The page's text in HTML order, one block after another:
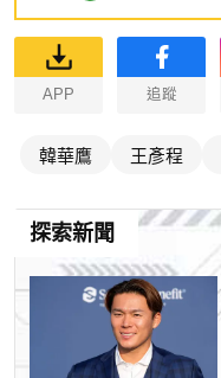
APP 追蹤
韓華鷹 王彥程
探索新聞